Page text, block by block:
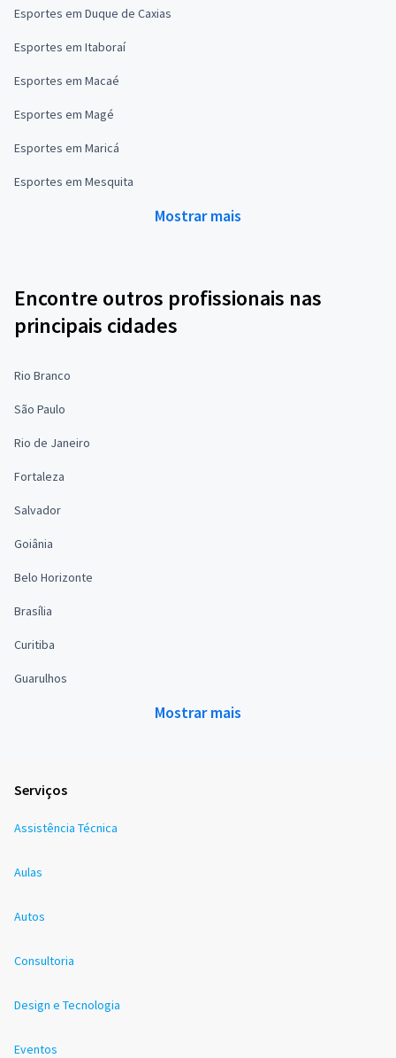
Esportes em Duque de Caxias
Esportes em Itaboraí
Esportes em Macaé
Esportes em Magé
Esportes em Maricá
Esportes em Mesquita
Mostrar mais
Encontre outros profissionais nas
principais cidades
Rio Branco
São Paulo
Rio de Janeiro
Fortaleza
Salvador
Goiânia
Belo Horizonte
Brasília
Curitiba
Guarulhos
Mostrar mais
Serviços
Assistência Técnica
Aulas
Autos
Consultoria
Design e Tecnologia
Eventos